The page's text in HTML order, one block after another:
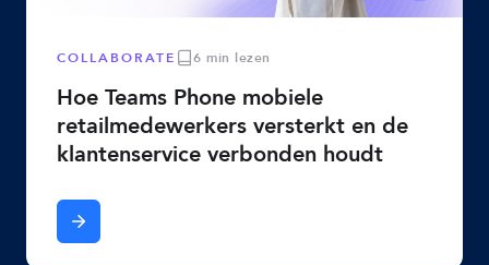
COLLABORATE 6 min lezen
Hoe Teams Phone mobiele
retailmedewerkers versterkt en de
klantenservice verbonden houdt